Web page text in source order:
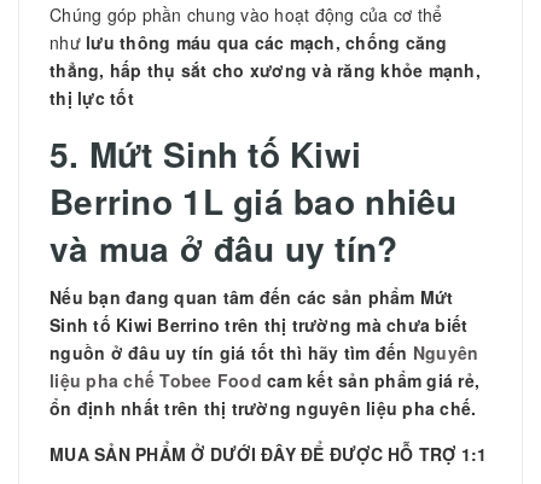
Chúng góp phần chung vào hoạt động của cơ thể
như lưu thông máu qua các mạch, chống căng
thẳng, hấp thụ sắt cho xương và răng khỏe mạnh,
thị lực tốt
5. Mứt Sinh tố Kiwi
Berrino 1L giá bao nhiêu
và mua ở đâu uy tín?
Nếu bạn đang quan tâm đến các sản phẩm Mứt
Sinh tố Kiwi Berrino trên thị trường mà chưa biết
nguồn ở đâu uy tín giá tốt thì hãy tìm đến Nguyên
liệu pha chế Tobee Food cam kết sản phẩm giá rẻ,
ổn định nhất trên thị trường nguyên liệu pha chế.
MUA SẢN PHẨM Ở DƯỚI ĐÂY ĐỂ ĐƯỢC HỖ TRỢ 1:1